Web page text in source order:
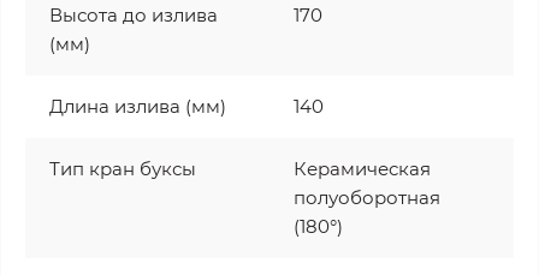
Высота до излива
(мм)
170
Длина излива (мм) 140
Тип кран буксы
Керамическая
полуоборотная
(180°)